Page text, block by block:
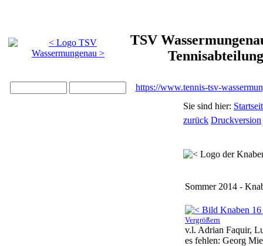
TSV
Tennisabteilung
https://www.tennis-tsv-
Sie sind hier:
zurück Druckversion
Sommer 2014 -
Vergrößern
v.l. Adrian Faquir,
es fehlen: Georg